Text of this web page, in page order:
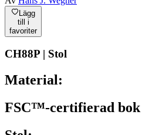
Lägg
till i
favoriter
CH88P | Stol
Material:
FSC™-certifierad bok